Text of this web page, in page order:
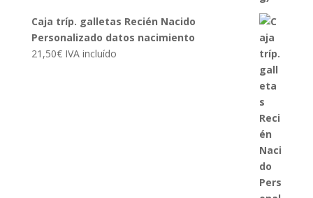
Caja tríp. galletas Recién Nacido
Personalizado datos nacimiento
21,50€ IVA incluído